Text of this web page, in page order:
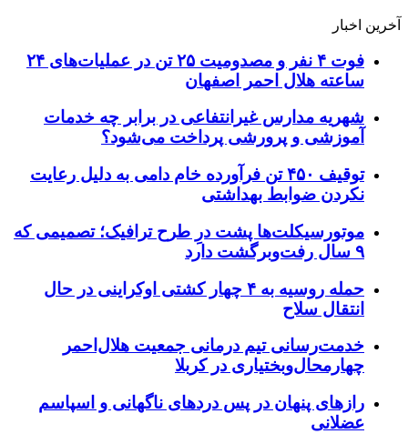
آخرین اخبار
فوت ۴ نفر و مصدومیت ۲۵ تن در عملیات‌های ۲۴
ساعته هلال احمر اصفهان
شهریه مدارس غیرانتفاعی در برابر چه خدمات
آموزشی و پرورشی پرداخت می‌شود؟
توقیف ۴۵۰ تن فرآورده خام دامی به دلیل رعایت
نکردن ضوابط بهداشتی
موتورسیکلت‌ها پشت درِ طرح ترافیک؛ تصمیمی که
۹ سال رفت‌وبرگشت دارد
حمله روسیه به ۴ چهار کشتی اوکراینی در حال
انتقال سلاح
خدمت‌رسانی تیم درمانی جمعیت هلال‌احمر
چهارمحال‌وبختیاری در کربلا
رازهای پنهان در پس دردهای ناگهانی و اسپاسم
عضلانی